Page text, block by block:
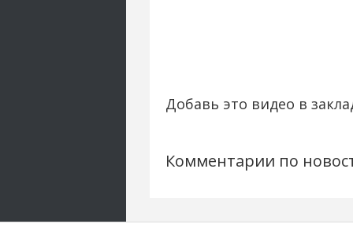
Добавь это видео в
Комментарии по